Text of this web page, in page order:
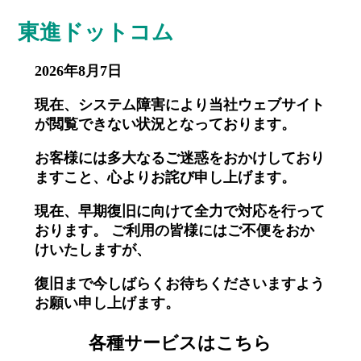
東進ドットコム
2026年8月7日
現在、システム障害により当社ウェブサイト
が閲覧できない状況となっております。
お客様には多大なるご迷惑をおかけしており
ますこと、心よりお詫び申し上げます。
現在、早期復旧に向けて全力で対応を行って
おります。 ご利用の皆様にはご不便をおか
けいたしますが、
復旧まで今しばらくお待ちくださいますよう
お願い申し上げます。
各種サービスはこちら